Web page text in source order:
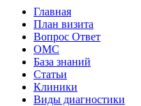
Главная
План визита
Вопрос Ответ
ОМС
База знаний
Статьи
Клиники
Виды диагностики